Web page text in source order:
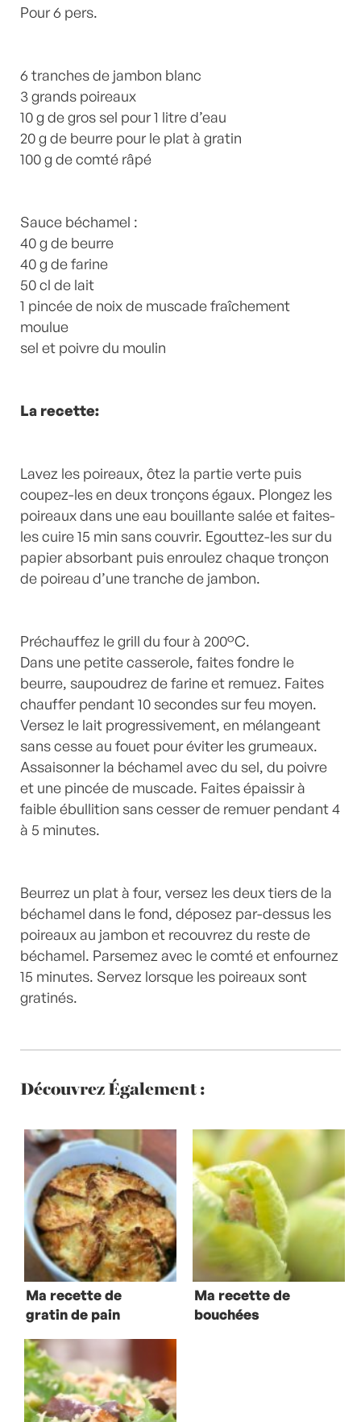
Pour 6 pers.
6 tranches de jambon blanc
3 grands poireaux
10 g de gros sel pour 1 litre d’eau
20 g de beurre pour le plat à gratin
100 g de comté râpé
Sauce béchamel :
40 g de beurre
40 g de farine
50 cl de lait
1 pincée de noix de muscade fraîchement
moulue
sel et poivre du moulin
La recette:
Lavez les poireaux, ôtez la partie verte puis
coupez-les en deux tronçons égaux. Plongez les
poireaux dans une eau bouillante salée et faites-
les cuire 15 min sans couvrir. Egouttez-les sur du
papier absorbant puis enroulez chaque tronçon
de poireau d’une tranche de jambon.
Préchauffez le grill du four à 200°C.
Dans une petite casserole, faites fondre le
beurre, saupoudrez de farine et remuez. Faites
chauffer pendant 10 secondes sur feu moyen.
Versez le lait progressivement, en mélangeant
sans cesse au fouet pour éviter les grumeaux.
Assaisonner la béchamel avec du sel, du poivre
et une pincée de muscade. Faites épaissir à
faible ébullition sans cesser de remuer pendant 4
à 5 minutes.
Beurrez un plat à four, versez les deux tiers de la
béchamel dans le fond, déposez par-dessus les
poireaux au jambon et recouvrez du reste de
béchamel. Parsemez avec le comté et enfournez
15 minutes. Servez lorsque les poireaux sont
gratinés.
Découvrez Également :
Ma recette de
gratin de pain
Ma recette de
bouchées